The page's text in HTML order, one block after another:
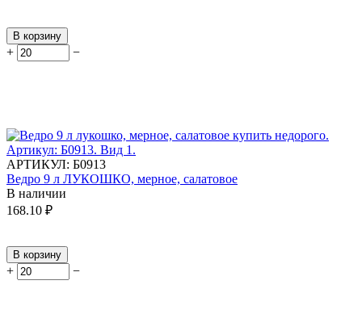
В корзину
+ −
АРТИКУЛ: Б0913
Ведро 9 л ЛУКОШКО, мерное, салатовое
В наличии
168.10 ₽
В корзину
+ −